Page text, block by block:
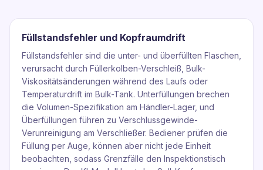
Füllstandsfehler und Kopfraumdrift
Füllstandsfehler sind die unter- und überfüllten Flaschen,
verursacht durch Füllerkolben-Verschleiß, Bulk-
Viskositätsänderungen während des Laufs oder
Temperaturdrift im Bulk-Tank. Unterfüllungen brechen
die Volumen-Spezifikation am Händler-Lager, und
Überfüllungen führen zu Verschlussgewinde-
Verunreinigung am Verschließer. Bediener prüfen die
Füllung per Auge, können aber nicht jede Einheit
beobachten, sodass Grenzfälle den Inspektionstisch